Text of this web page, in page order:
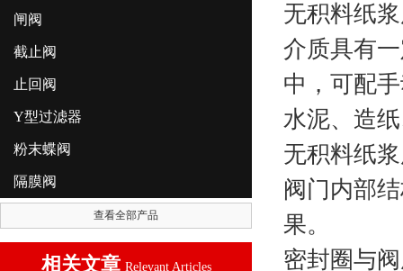
闸阀
截止阀
止回阀
Y型过滤器
粉末蝶阀
隔膜阀
查看全部产品
相关文章 Relevant Articles
无积料纸
介质具有
中，可配
水泥、造
无积料纸
阀门内部
果。
密封圈与